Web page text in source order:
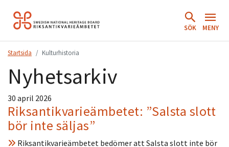
Hoppa
till
SÖK MENY
Startsida Kulturhistoria
Nyhetsarkiv
30 april 2026
Riksantikvarieämbetet: ”Salsta slott
bör inte säljas”
Riksantikvarieämbetet bedömer att Salsta slott inte bör